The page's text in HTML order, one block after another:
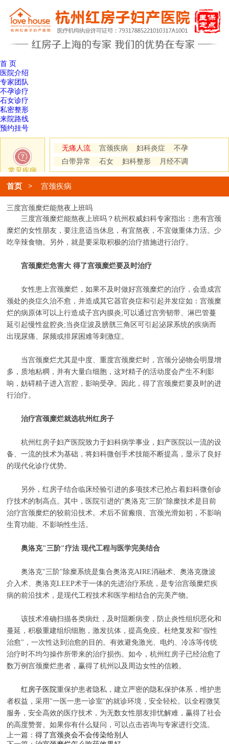
首 页
医院介绍
专家团队
不孕诊疗
石女诊疗
私密整形
来院路线
预约挂号
常见疾病
无痛人流 宫颈疾病 妇科炎症
不孕
白带异常
石女 妇科整形 月经不调
首页> 宫颈疾病
三度宫颈糜烂能熬夜上班吗
三度宫颈糜烂能熬夜上班吗？杭州权威妇科专家指出：患有宫颈
糜烂的女性朋友，要注意适当休息，有宜熬夜，不宜做重体力活。少
吃辛辣食物。另外，就是要采取积极的治疗措施进行治疗。
宫颈糜烂危害大 得了宫颈糜烂要及时治疗
女性患上宫颈糜烂，如果不及时做好宫颈糜烂的治疗，会造成宫
颈处的炎症久治不愈，并造成其它器官炎症和引起并发症如：宫颈糜
烂的病原体可以上行造成子宫内膜炎;可以通过宫旁韧带、淋巴管蔓
延引起慢性盆腔炎;当炎症波及膀胱三角区可引起泌尿系统的疾病而
出现尿痛、尿频或排尿困难等刺激症。
当宫颈糜烂尤其是中度、重度宫颈糜烂时，宫颈分泌物会明显增
多，质地粘稠，并有大量白细胞，这对精子的活动度会产生不利影
响，妨碍精子进入宫腔，影响受孕。因此，得了宫颈糜烂要及时的进
行治疗。
治疗宫颈糜烂就选杭州红房子
杭州红房子妇产医院致力于妇科病学事业，妇产医院以一流的设
备、一流的技术为基础，将妇科微创手术技能不断提高，显示了良好
的现代化诊疗优势。
另外，红房子结合临床经验引进的多项技术已抢占着妇科微创诊
疗技术的制高点。其中，医院引进的"奥洛克"三阶"除糜技术是目前
治疗宫颈糜烂的较前沿技术。术后不留瘢痕、宫颈光滑如初，不影响
生育功能、不影响性生活。
奥洛克"三阶"疗法 现代工程与医学完美结合
奥洛克"三阶"除糜系统是集合奥洛克AIRE消融术、奥洛克微波
介入术、奥洛克LEEP术于一体的先进治疗系统，是专治宫颈糜烂疾
病的前沿技术，是现代工程技术和医学相结合的完美产物。
该技术准确扫描各类病灶，及时阻断病变，防止炎性组织恶化和
蔓延，积极重建组织细胞，激发抗体，提高免疫。杜绝复发和"假性
治愈"，一次性达到治愈的目的。有效避免激光、电灼、冷冻等传统
治疗时不均匀操作所带来的治疗损伤。如今，杭州红房子已经治愈了
数万例宫颈糜烂患者，赢得了杭州以及周边女性的信赖。
红房子医院重保护患者隐私，建立严密的隐私保护体系，维护患
者权益，采用"一医一患一诊室"的就诊环境，安全轻松。以全程微笑
服务，安全高效的医疗技术，为无数女性朋友排忧解难，赢得了社会
的高度赞誉。如果你有什么疑问，可以点击咨询与专家进行交流。
上一篇：得了宫颈炎会不会传染给别人